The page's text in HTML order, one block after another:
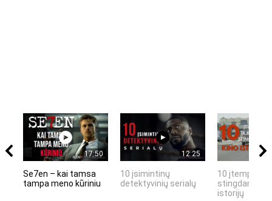
17:50
Se7en – kai tamsa
tampa meno kūriniu
12:25
10 įsimintinų
detektyvinių serialų
10 įtemptų,
stingdančių
istorijų